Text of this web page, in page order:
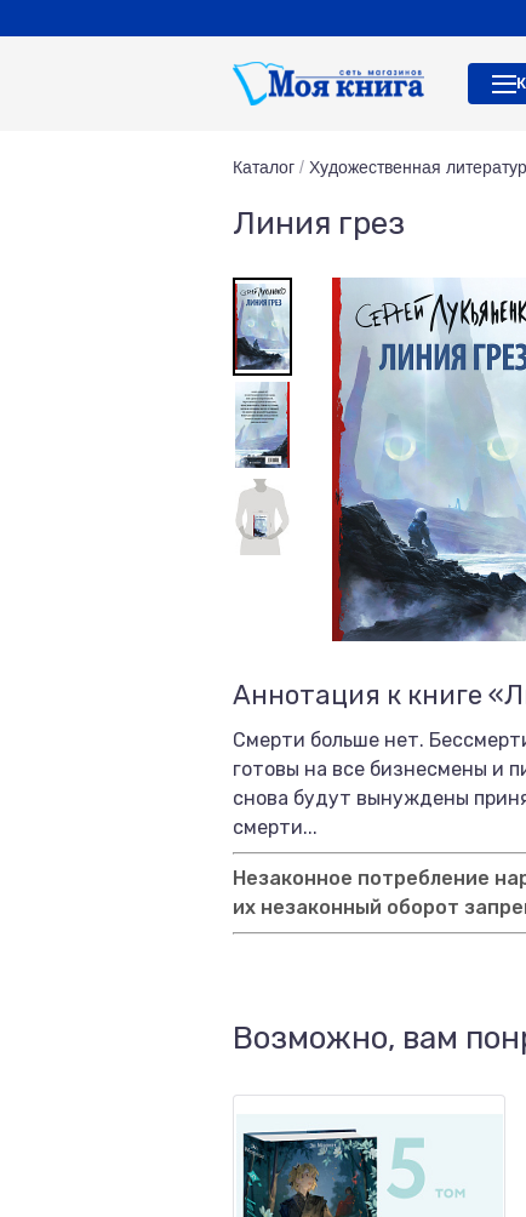
Каталог / Художественная
Линия грез
Аннотация к книге
Смерти больше нет.
готовы на все бизнесмены и
снова будут вынуждены
смерти...
Незаконное потребление
их незаконный оборот
Возможно, вам